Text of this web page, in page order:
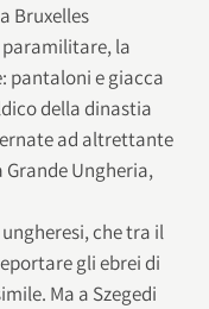
Bruxelles
paramilitare, la
pantaloni e giacca
della dinastia
ad altrettante
Ungheria,
che tra il
gli ebrei di
Ma a Szegedi